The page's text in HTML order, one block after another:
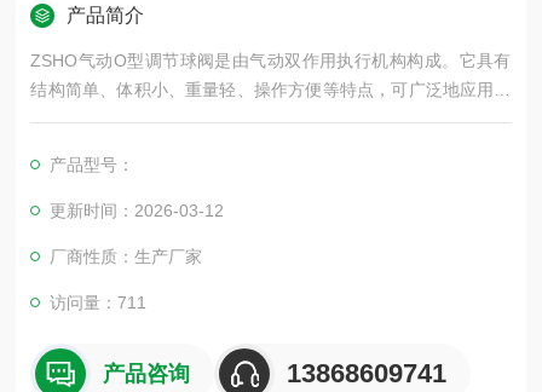
产品简介
ZSHO气动O型调节球阀是由气动双作用执行机构构成。它具有
结构简单、体积小、重量轻、操作方便等特点，可广泛地应用于
石油、 化工、水电、轻纺等工业生产进程地自动调节和远程控制
产品型号：
更新时间：2026-03-12
厂商性质：生产厂家
访问量：711
产品咨询 13868609741